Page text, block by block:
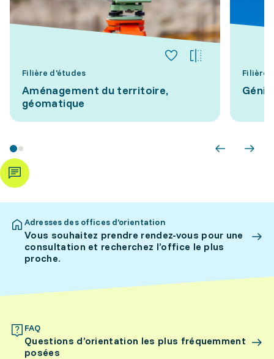
Filière d'études
Aménagement du territoire,
géomatique
Filière
Adresses des offices d’orientation
Vous souhaitez prendre rendez-vous pour une
consultation et recherchez l’office le plus
proche.
FAQ
Questions d’orientation les plus fréquemment
posées